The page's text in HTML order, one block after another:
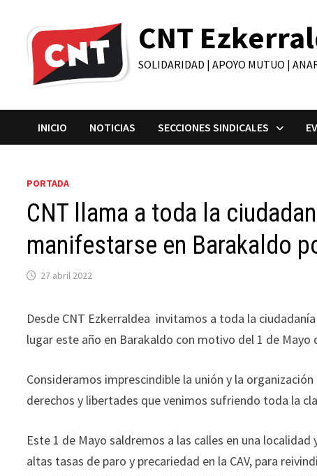
contenido
CNT
SOLIDARIDAD | APOYO MUTUO |
INICIO NOTICIAS SECCIONES SINDICALES
PORTADA
CNT llama a toda la
manifestarse en Barakaldo
27 abril 2022
Desde CNT Ezkerraldea invitamos a toda la
lugar este año en Barakaldo con motivo del 1 de Mayo
Consideramos imprescindible la unión y la
derechos y libertades que venimos sufriendo toda la
Este 1 de Mayo saldremos a las calles en una
altas tasas de paro y precariedad en la CAV, para